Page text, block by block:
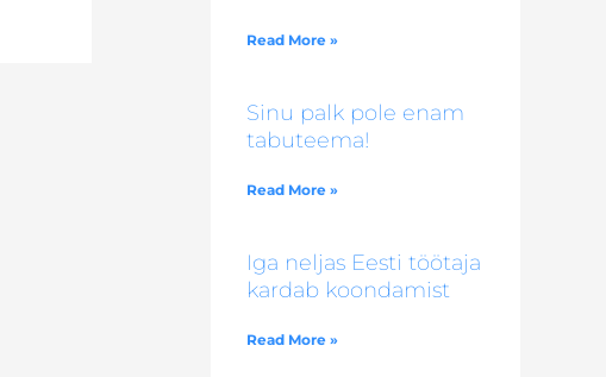
Read More »
Sinu palk pole enam
tabuteema!
Read More »
Iga neljas Eesti töötaja
kardab koondamist
Read More »